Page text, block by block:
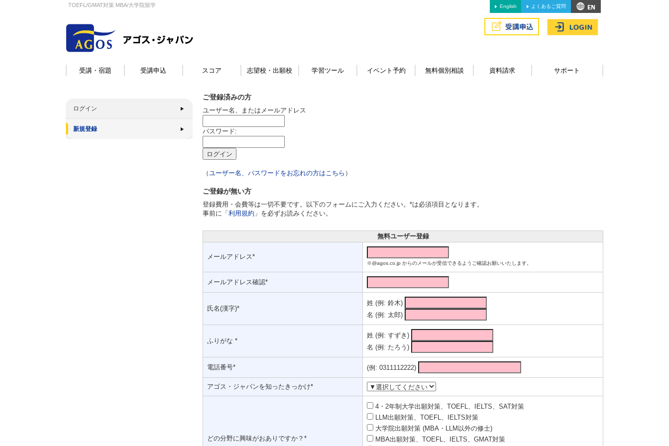
TOEFL/GMAT対策 MBA/大学院留学 English よくあるご質問
受講・宿題 受講申込 スコア 志望校・出願校 学習ツール イベント予約 無料個別相談 資料請求 サポート
ログイン
新規登録
ご登録済みの方
ユーザー名、またはメールアドレス
パスワード:
（ユーザー名、パスワードをお忘れの方はこちら ）
ご登録が無い方
登録費用・会費等は一切不要です。以下のフォームにご入力ください。*は必須項目となります。
事前に「 利用規約 」を必ずお読みください。
無料ユーザー登録
メールアドレス*
※@agos.co.jp からのメールが受信できるようご確認お願いいたします。
メールアドレス確認*
氏名(漢字)*
姓 (例: 鈴木)
名 (例: 太郎)
ふりがな *
姓 (例: すずき)
名 (例: たろう)
電話番号* (例: 0311112222)
アゴス・ジャパンを知ったきっかけ*
どの分野に興味がおありですか？*
4・2年制大学出願対策、TOEFL、IELTS、SAT対策
LLM出願対策、TOEFL、IELTS対策
大学院出願対策 (MBA・LLM以外の修士)
MBA出願対策、TOEFL、IELTS、GMAT対策